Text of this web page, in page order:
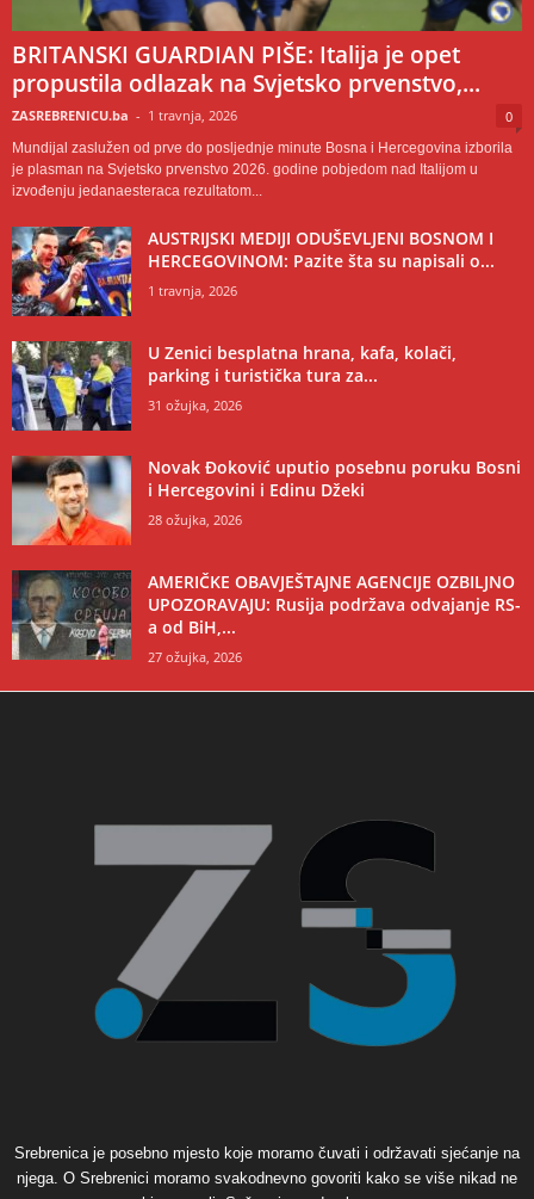
BRITANSKI GUARDIAN PIŠE: Italija je opet
propustila odlazak na Svjetsko prvenstvo,...
ZASREBRENICU.ba - 1 travnja, 2026 0
Mundijal zaslužen od prve do posljednje minute Bosna i Hercegovina izborila
je plasman na Svjetsko prvenstvo 2026. godine pobjedom nad Italijom u
izvođenju jedanaesteraca rezultatom...
AUSTRIJSKI MEDIJI ODUŠEVLJENI BOSNOM I
HERCEGOVINOM: Pazite šta su napisali o...
1 travnja, 2026
U Zenici besplatna hrana, kafa, kolači,
parking i turistička tura za...
31 ožujka, 2026
Novak Đoković uputio posebnu poruku Bosni
i Hercegovini i Edinu Džeki
28 ožujka, 2026
AMERIČKE OBAVJEŠTAJNE AGENCIJE OZBILJNO
UPOZORAVAJU: Rusija podržava odvajanje RS-
a od BiH,...
27 ožujka, 2026
Srebrenica je posebno mjesto koje moramo čuvati i održavati sjećanje na
njega. O Srebrenici moramo svakodnevno govoriti kako se više nikad ne